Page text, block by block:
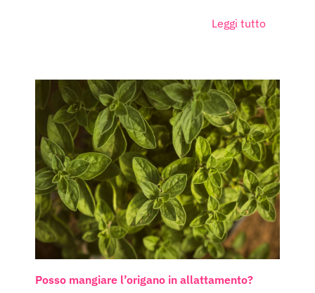
Leggi tutto
Posso mangiare l’origano in allattamento?